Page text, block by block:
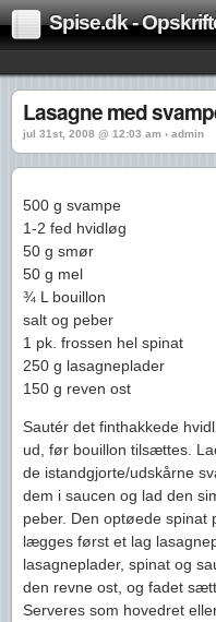
Spise.dk -
Lasagne med
jul 31st, 2008 @ 12:03 am › admin
500 g svampe
1-2 fed hvidløg
50 g smør
50 g mel
¾ L bouillon
salt og peber
1 pk. frossen hel spinat
250 g lasagneplader
150 g reven ost
Sautér det finthakkede
ud, før bouillon tilsættes.
de istandgjorte/udskårne
dem i saucen og lad den
peber. Den optøede
lægges først et lag
lasagneplader, spinat og
den revne ost, og fadet
Serveres som hovedret